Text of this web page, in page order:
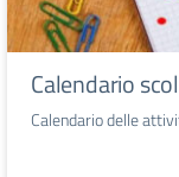
Calendario
Calendario delle